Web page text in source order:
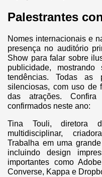
Palestrantes
Nomes internacionais e
presença no auditório
Show para falar sobre
publicidade,
tendências. Todas as
silenciosas, com uso de
das atrações.
confirmados neste ano:
Tina Touli, diretora
multidisciplinar,
Trabalha em uma
incluindo design
importantes como
Converse, Kappa e